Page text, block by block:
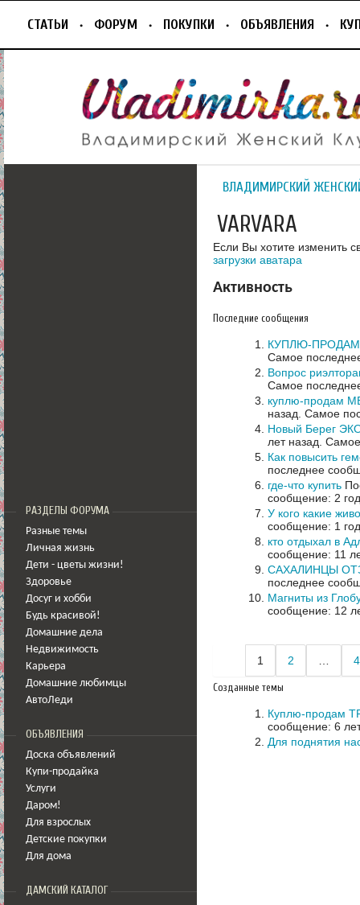
СТАТЬИ ФОРУМ ПОКУПКИ ОБЪЯВЛЕНИЯ
РАЗДЕЛЫ ФОРУМА
Разные темы
Личная жизнь
Дети - цветы жизни!
Здоровье
Досуг и хобби
Будь красивой!
Домашние дела
Недвижимость
Карьера
Домашние любимцы
АвтоЛеди
ОБЪЯВЛЕНИЯ
Доска объявлений
Купи-продайка
Услуги
Даром!
Для взрослых
Детские покупки
Для дома
ДАМСКИЙ КАТАЛОГ
ВЛАДИМИРСКИЙ
VARVARA
Если Вы хотите изменить
загрузки аватара
Активность
Последние сообщения
КУПЛЮ-ПРОДАМ
Самое
Вопрос
Самое
куплю-продам
назад. Самое
Новый Берег
лет назад.
Как повысить
последнее
где-что купить
сообщение: 2
У кого какие
сообщение: 1
кто отдыхал в
сообщение: 11
САХАЛИНЦЫ
последнее
Магниты из
сообщение: 12
1 2 4
Созданные темы
Куплю-продам
сообщение: 6
Для поднятия